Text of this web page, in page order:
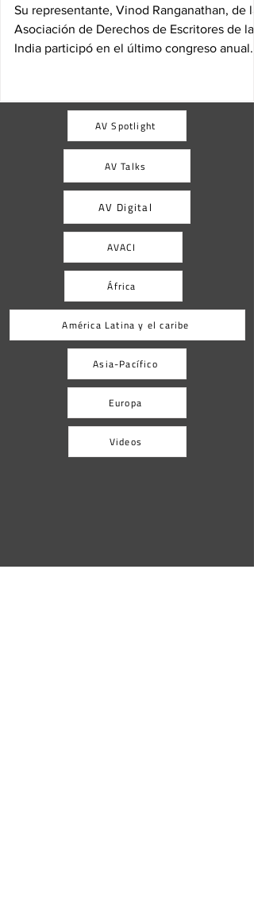
Su representante, Vinod Ranganathan, de la
Asociación de Derechos de Escritores de la
India participó en el último congreso anual
AV Spotlight
AV Talks
AV Digital
AVACI
África
América Latina y el caribe
Asia-Pacífico
Europa
Videos